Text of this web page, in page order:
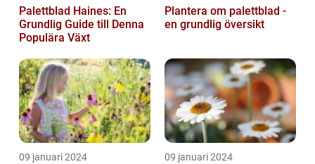
Palettblad Haines: En
Grundlig Guide till Denna
Populära Växt
Plantera om palettblad -
en grundlig översikt
09 januari 2024 09 januari 2024